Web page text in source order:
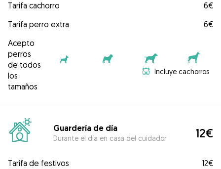
Tarifa cachorro
6€
Tarifa perro extra
6€
Acepto
perros
de todos
los
tamaños
Incluye cachorros
Guardería de día
Durante el día en casa del cuidador 12€
Tarifa de festivos 12€